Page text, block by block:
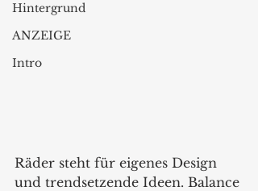
Hintergrund
ANZEIGE
Intro
Räder steht für eigenes Design
und trendsetzende Ideen. Balance